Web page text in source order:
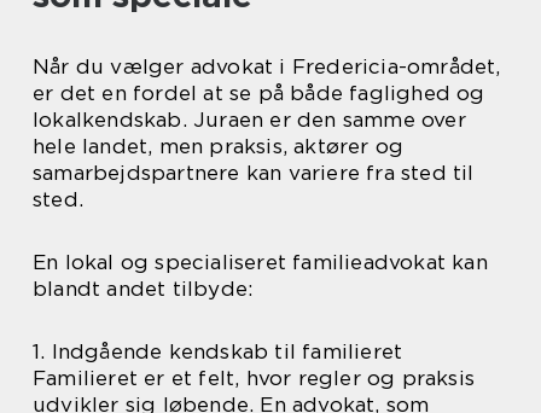
Når du vælger advokat i Fredericia-området,
er det en fordel at se på både faglighed og
lokalkendskab. Juraen er den samme over
hele landet, men praksis, aktører og
samarbejdspartnere kan variere fra sted til
sted.
En lokal og specialiseret familieadvokat kan
blandt andet tilbyde:
1. Indgående kendskab til familieret
Familieret er et felt, hvor regler og praksis
udvikler sig løbende. En advokat, som